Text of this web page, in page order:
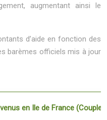
augmentant ainsi le
d’aide en fonction des
barèmes officiels mis à jour
en Ile de France (Couple)